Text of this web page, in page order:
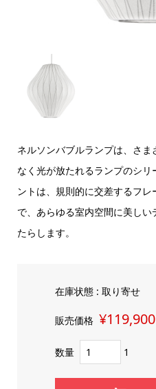
ネルソンバブルランプは、さ
なく光が放たれるランプのシ
ントは、規則的に交差するフ
で、あらゆる室内空間に美し
たらします。
在庫状態 : 取り寄せ
販売価格 ¥119,900
数量 1